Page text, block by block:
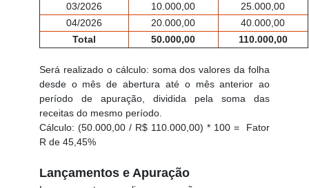
03/2026
10.000,00
25.000,00
04/2026
20.000,00
40.000,00
Total
50.000,00 110.000,00
Será realizado o cálculo: soma dos valores da folha
desde o mês de abertura até o mês anterior ao
período de apuração, dividida pela soma das
receitas do mesmo período.
Cálculo: (50.000,00 / R$ 110.000,00) * 100 = Fator
R de 45,45%
Lançamentos e Apuração